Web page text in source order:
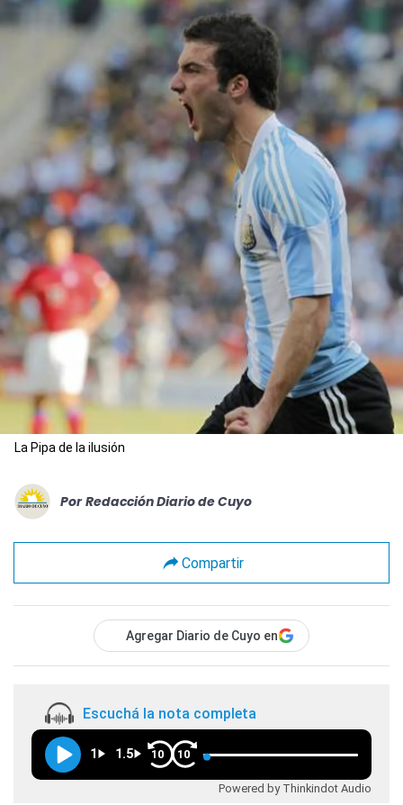
La Pipa de la ilusión
Por Redacción Diario de Cuyo
Compartir
Agregar Diario de Cuyo en
Escuchá la nota completa
1 1.5 10 10
Powered by Thinkindot Audio